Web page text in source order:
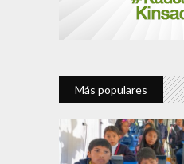
Más populares